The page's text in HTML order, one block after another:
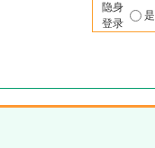
隐身
登录